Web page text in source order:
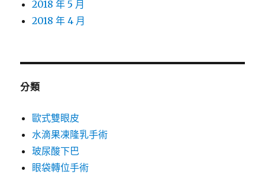
2018 年 5 月
2018 年 4 月
分類
歐式雙眼皮
水滴果凍隆乳手術
玻尿酸下巴
眼袋轉位手術